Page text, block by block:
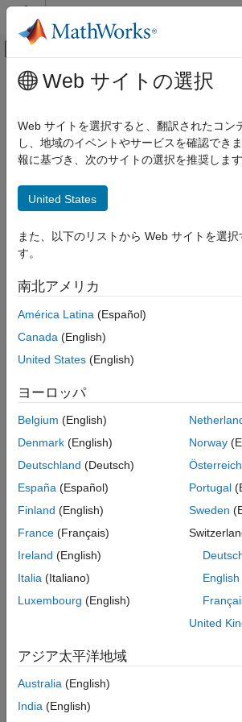
コンテンツへスキップ
オフキャンバス ナビ
ドキュメンテーションのホーム
メインコンテンツ
Web サイトの選択
Web サイトを選択すると、翻訳されたコン
し、地域のイベントやサービスを確認でき
報に基づき、次のサイトの選択を推奨しま
United States
また、以下のリストから Web サイトを選択
す。
南北アメリカ
América Latina (Español)
Canada (English)
United States (English)
ヨーロッパ
Belgium (English)
Denmark (English)
Deutschland (Deutsch)
España (Español)
Finland (English)
France (Français)
Ireland (English)
Italia (Italiano)
Luxembourg (English)
Norway
Österreich
Portugal
Sweden
English
United
アジア太平洋地域
Australia (English)
India (English)
トラストセンター
プライバシー
違法コピー防止
アプリケーション ステ
© 1994-2026 The MathWorks, Inc.